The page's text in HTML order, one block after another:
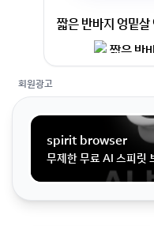
짧은 반바지 엉밑살
회원광고
spirit browser
무제한 무료 AI 스피릿